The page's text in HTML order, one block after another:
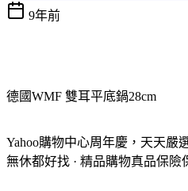
9年前
德國WMF 雙耳平底鍋28cm
Yahoo購物中心周年慶，天天嚴
無休都好找 · 精品購物真品保險